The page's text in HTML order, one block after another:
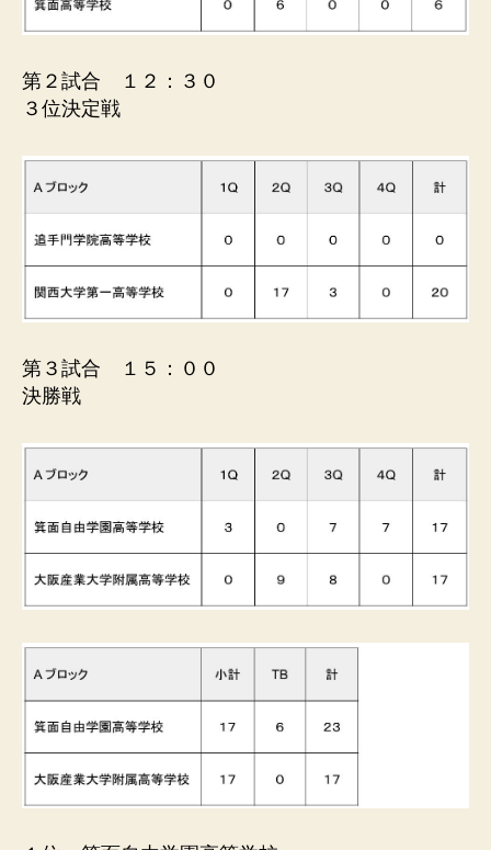
第２試合 １２：３０
３位決定戦
第３試合 １５：００
決勝戦